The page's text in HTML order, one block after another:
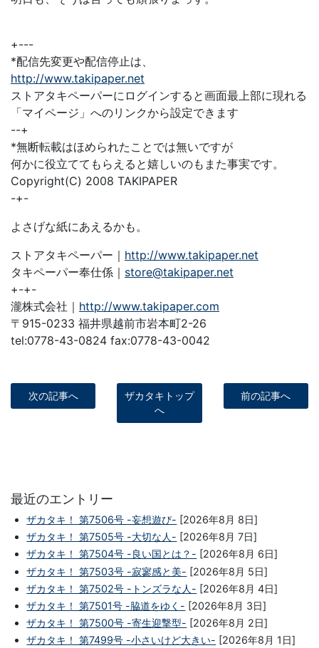
+---
*配信先変更や配信停止は、
http://www.takipaper.net
ストアタキペーパーにログインすると画面最上部に現れる
「マイページ」へのリンクから設定できます
--+
*無断転載はほめられたことでは無いですが
何かに役立ててもらえると嬉しいのもまた事実です。
Copyright(C) 2008 TAKIPAPER
-+-
よさげな紙にあえるかも。
ストアタキペーパー｜ http://www.takipaper.net
タキペーパー奉仕係｜ store@takipaper.net
+-+-
瀧株式会社｜ http://www.takipaper.com
〒915-0233 福井県越前市岩本町2-26
tel:0778-43-0824 fax:0778-43-0042
次の記事へ
ザカタキトップ
へ
前の記事へ
最近のエントリー
ザカタキ！ 第7506号 -妄想遊び- [2026年8月 8日]
ザカタキ！ 第7505号 -大切な人- [2026年8月 7日]
ザカタキ！ 第7504号 -良い国とは？- [2026年8月 6日]
ザカタキ！ 第7503号 -寂寥感と美- [2026年8月 5日]
ザカタキ！ 第7502号 -トンズラな人- [2026年8月 4日]
ザカタキ！ 第7501号 -脇道をゆく- [2026年8月 3日]
ザカタキ！ 第7500号 -寄生迎撃型- [2026年8月 2日]
ザカタキ！ 第7499号 -小さいけど大きい- [2026年8月 1日]